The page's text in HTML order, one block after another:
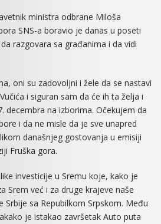
JE
VIŠA
NEGO
ministra odbrane Miloša
SNS-a boravio je danas u poseti
razgovara sa građanima i da vidi
oni su zadovoljni i žele da se nastavi
i siguran sam da će ih ta želja i
decembra na izborima. Očekujem da
i da ne misle da je sve unapred
današnjeg gostovanja u emisiji
Fruška gora.
investicije u Sremu koje, kako je
Srem već i za druge krajeve naše
Srbije sa Repubilkom Srpskom. Među
je istakao završetak Auto puta